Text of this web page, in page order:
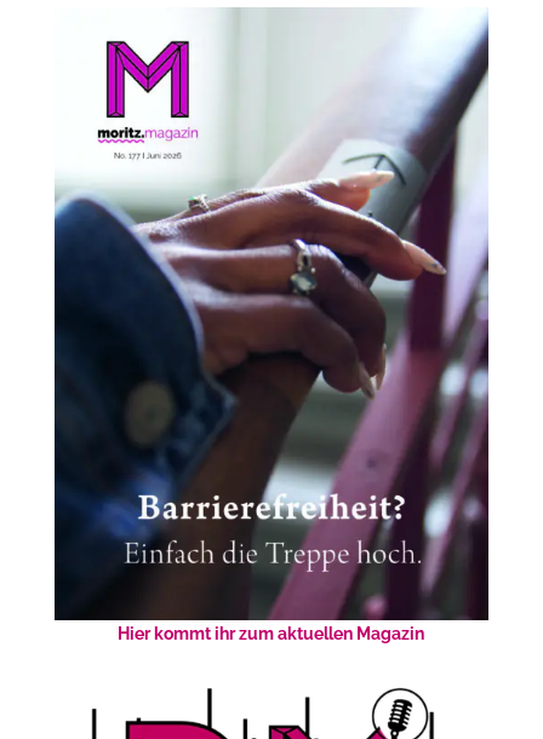
Hier kommt ihr zum aktuellen Magazin